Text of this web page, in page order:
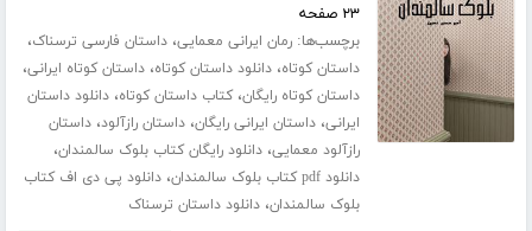
۲۳ صفحه
برچسب‌ها:رمان ایرانی معمایی،داستان فارسی ترسناک،
داستان کوتاه،دانلود داستان کوتاه،داستان کوتاه ایرانی،
داستان کوتاه رایگان،کتاب داستان کوتاه،دانلود داستان
ایرانی،داستان ایرانی رایگان،داستان رازآلود،داستان
رازآلود معمایی،دانلود رایگان کتاب بلوک سالمندان،
دانلود pdf کتاب بلوک سالمندان ،دانلود پی دی اف کتاب
بلوک سالمندان،دانلود داستان ترسناک